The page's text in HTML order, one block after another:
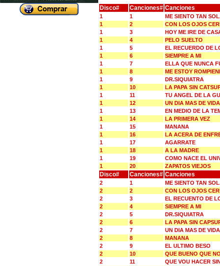
Disco# Canciones# Canciones
1 1
ME SIENTO TAN
1
2
CON LOS OJOS
1
3
HOY ME IRE DE
1
4
PELO SUELTO
1
5
EL RECUERDO DE
1
6
SIEMPRE A MI
1
7
ELLA QUE NUNCA
1
8
ME ESTOY
1
9
DR.SIQUIATRA
1
10
LA PAPA SIN
1
11
TU ANGEL DE LA
1
12
UN DIA MAS DE VIDA
1
13
EN MEDIO DE LA
1
14
LA PRIMERA VEZ
1
15
MANANA
1
16
LA ACERA DE
1
17
AGARRATE
1
18
A LA MADRE
1
19
COMO NACE EL
1
20 ZAPATOS VIEJOS
Disco# Canciones# Canciones
2 1
ME SIENTO TAN
2
2
CON LOS OJOS
2
3
EL RECUENTO DE
2
4
SIEMPRE A MI
2
5
DR.SIQUIATRA
2
6
LA PAPA SIN
2
7
UN DIA MAS DE VIDA
2
8
MANANA
2
9
EL ULTIMO BESO
2
10
QUE BUENO QUE
2
11
QUE VOU HACER